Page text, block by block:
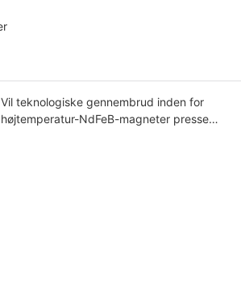
Vil teknologiske gennembrud inden for
højtemperatur-NdFeB-magneter presse